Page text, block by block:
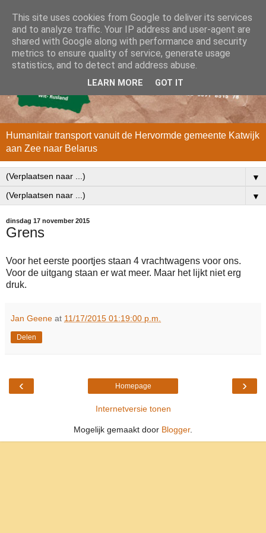
Humanitair transport vanuit de Hervormde gemeente Katwijk
aan Zee naar Belarus
▼
▼
dinsdag 17 november 2015
Grens
Voor het eerste poortjes staan 4 vrachtwagens voor ons.
Voor de uitgang staan er wat meer. Maar het lijkt niet erg
druk.
Jan Geene at 11/17/2015 01:19:00 p.m.
Delen
‹ ›
Homepage
Internetversie tonen
Mogelijk gemaakt door Blogger.
This site uses cookies from Google to deliver its services
and to analyze traffic. Your IP address and user-agent are
shared with Google along with performance and security
metrics to ensure quality of service, generate usage
statistics, and to detect and address abuse.
LEARN MORE GOT IT